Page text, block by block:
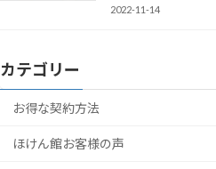
2022-11-14
カテゴリー
お得な契約方法
ほけん館お客様の声